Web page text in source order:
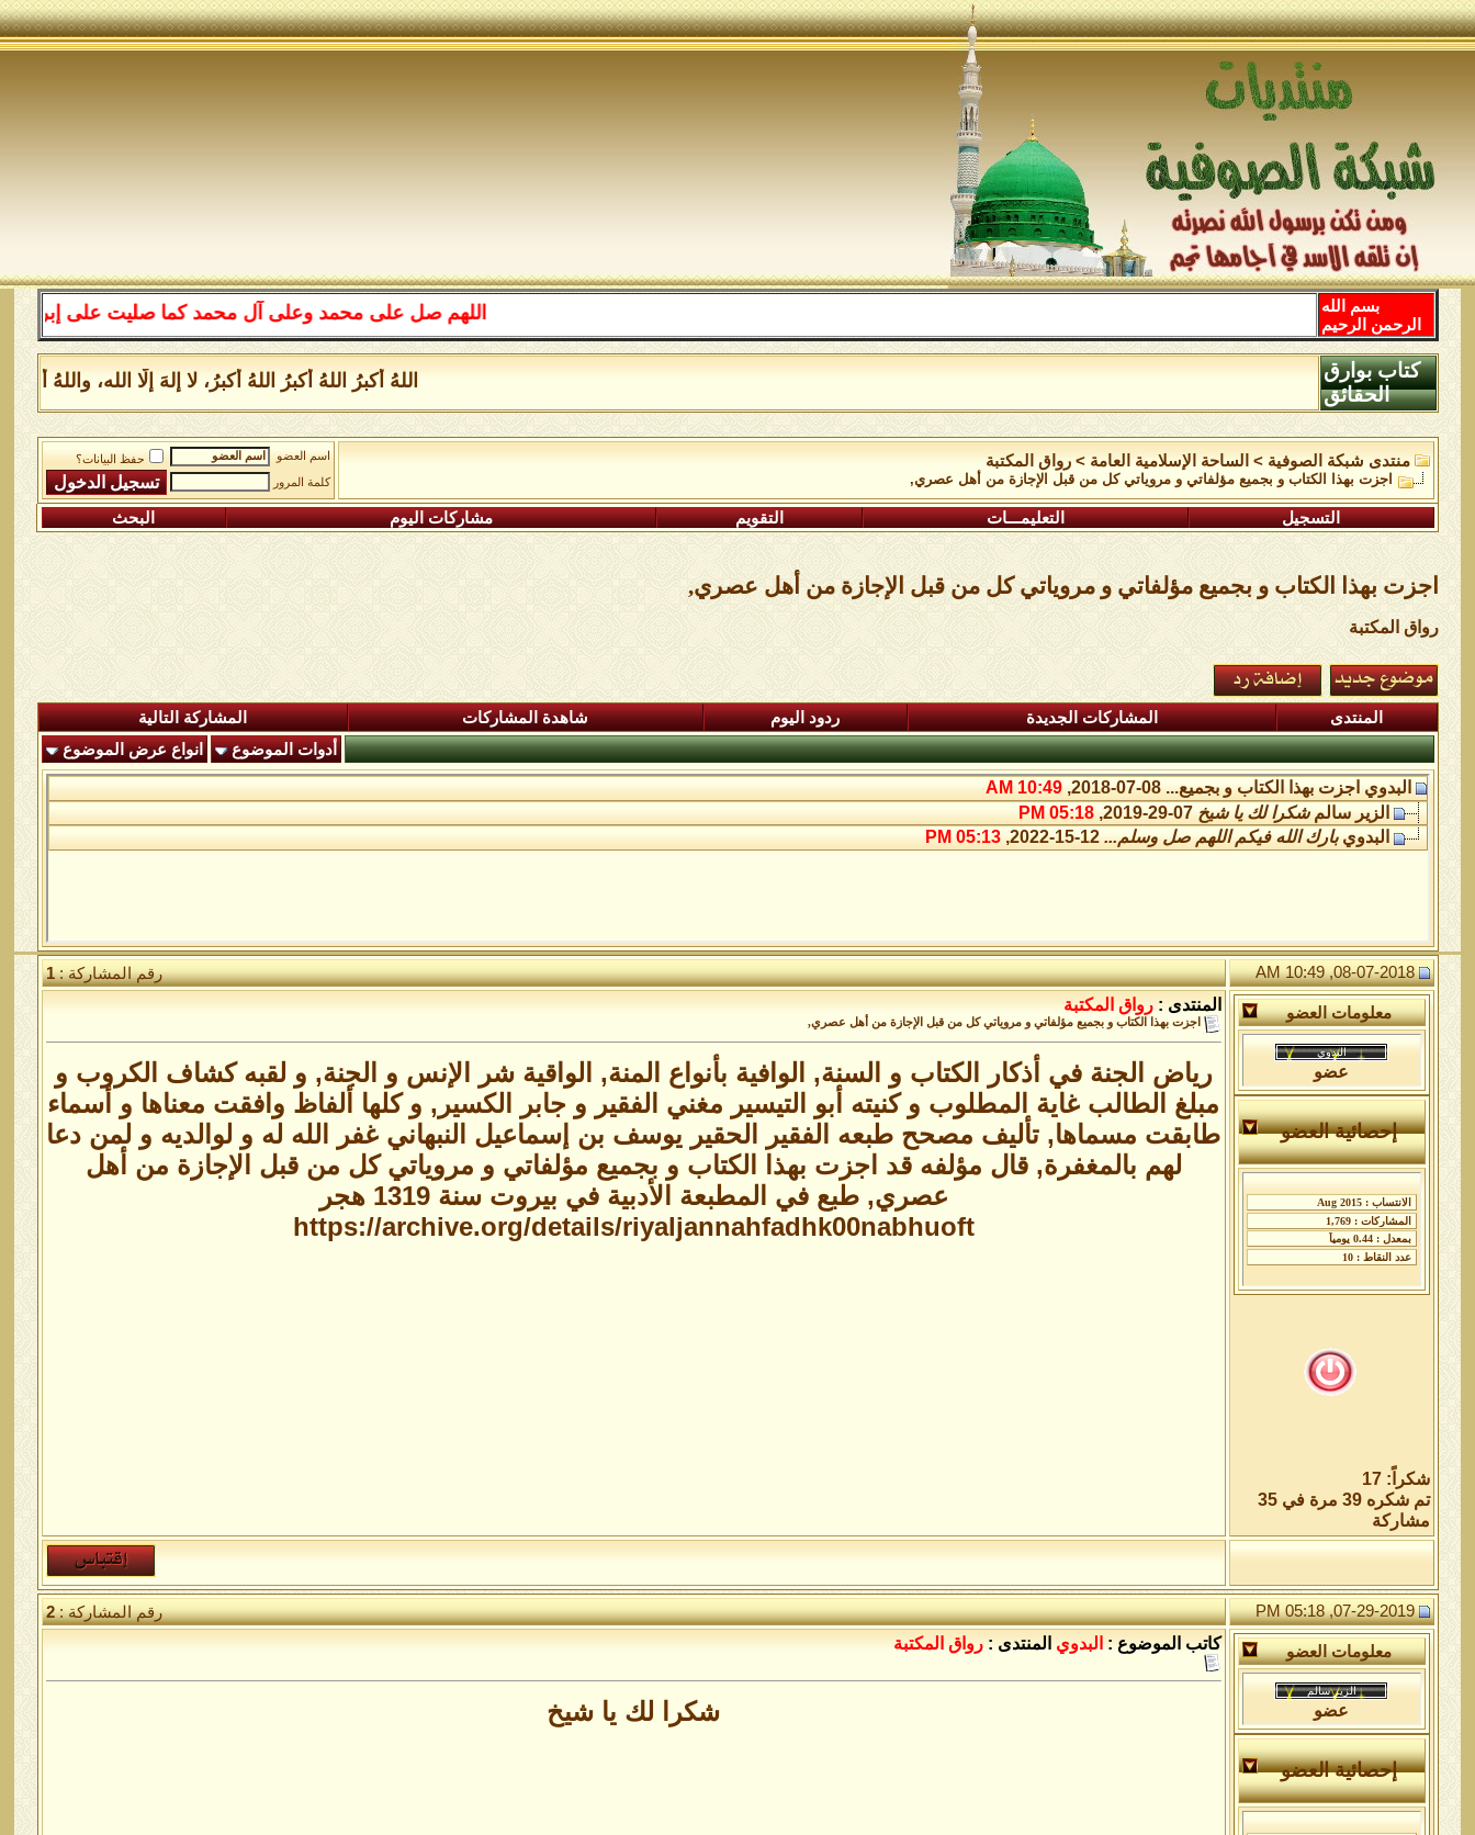
اللهم صل على محمد وعلى آل محمد كما صليت على إبراهيم وعلى
بسم الله
الرحمن الرحيم
اللهُ أكبرُ اللهُ أكبرُ اللهُ أكبرُ، لا إلهَ إلَّا الله، واللهُ
كتاب بوارق
الحقائق
منتدى شبكة الصوفية > الساحة اﻹسلامية العامة >رواق المكتبة
اجزت بهذا الكتاب و بجميع مؤلفاتي و مروياتي كل من قبل الإجازة من أهل عصري,
اسم العضو
حفظ البيانات؟
كلمة المرور
التسجيل التعليمـــات التقويم مشاركات اليوم البحث
اجزت بهذا الكتاب و بجميع مؤلفاتي و مروياتي كل من قبل الإجازة من أهل عصري,
رواق المكتبة
المنتدى المشاركات الجديدة ردود اليوم شاهدة المشاركات
المشاركة التالية
أدوات الموضوع
انواع عرض الموضوع
البدوي اجزت بهذا الكتاب و بجميع...08-07-2018,
10:49 AM
الزير سالم شكرا لك يا شيخ07-29-2019,
05:18 PM
البدوي بارك الله فيكم اللهم صل وسلم...12-15-2022,
05:13 PM
08-07-2018, 10:49 AM رقم المشاركة :1
معلومات العضو
عضو
إحصائية العضو
شكراً: 17
تم شكره 39 مرة في 35
مشاركة
المنتدى : رواق المكتبة
اجزت بهذا الكتاب و بجميع مؤلفاتي و مروياتي كل من قبل الإجازة من أهل عصري,
رياض الجنة في أذكار الكتاب و السنة, الوافية بأنواع المنة, الواقية شر الإنس و الجنة, و لقبه كشاف الكروب و
مبلغ الطالب غاية المطلوب و كنيته أبو التيسير مغني الفقير و جابر الكسير, و كلها ألفاظ وافقت معناها و أسماء
طابقت مسماها, تأليف مصحح طبعه الفقير الحقير يوسف بن إسماعيل النبهاني غفر الله له و لوالديه و لمن دعا
لهم بالمغفرة, قال مؤلفه قد اجزت بهذا الكتاب و بجميع مؤلفاتي و مروياتي كل من قبل الإجازة من أهل
عصري, طبع في المطبعة الأدبية في بيروت سنة 1319 هجر
https://archive.org/details/riyaljannahfadhk00nabhuoft
07-29-2019, 05:18 PM رقم المشاركة :2
معلومات العضو
عضو
إحصائية العضو
كاتب الموضوع : البدوي المنتدى : رواق المكتبة
شكرا لك يا شيخ